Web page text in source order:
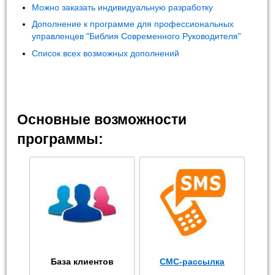
Можно заказать индивидуальную разработку
Дополнение к программе для профессиональных
управленцев "Библия Современного Руководителя"
Список всех возможных дополнений
Основные возможности
программы:
База клиентов СМС-рассылка